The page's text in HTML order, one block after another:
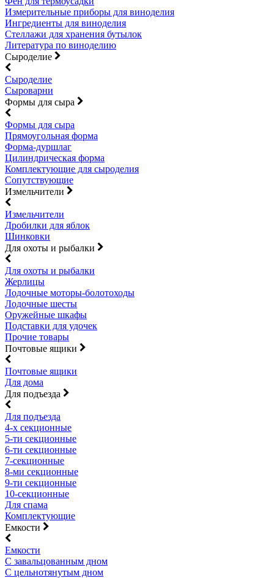
Измерительные приборы для виноделия
Ингредиенты для виноделия
Стеллажи для хранения бутылок
Литература по виноделию
Сыроделие
Сыроделие
Сыроварни
Формы для сыра
Формы для сыра
Прямоугольная форма
Форма-дуршлаг
Цилиндрическая форма
Комплектующие для сыроделия
Сопутствующие
Измельчители
Измельчители
Дробилки для яблок
Шинковки
Для охоты и рыбалки
Для охоты и рыбалки
Жерлицы
Лодочные моторы-болотоходы
Лодочные шесты
Оружейные шкафы
Подставки для удочек
Прочие товары
Почтовые ящики
Почтовые ящики
Для дома
Для подъезда
Для подъезда
4-х секционные
5-ти секционные
6-ти секционные
7-секционные
8-ми секционные
9-ти секционные
10-секционные
Для спама
Комплектующие
Емкости
Емкости
С завальцованным дном
С цельнотянутым дном